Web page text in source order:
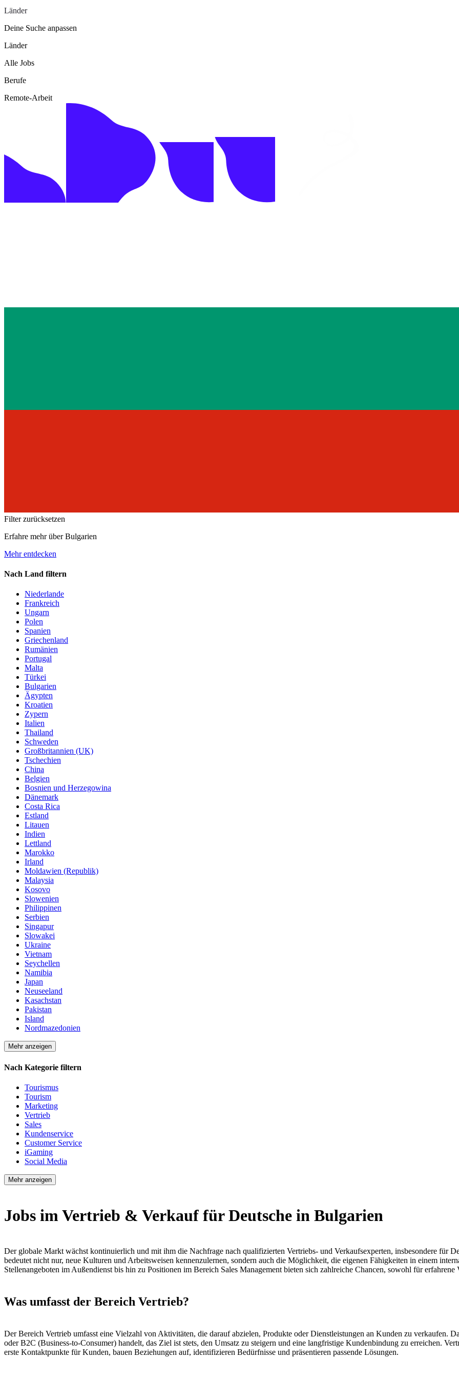
Länder
Deine Suche anpassen
Länder
Alle Jobs
Berufe
Remote-Arbeit
Filter zurücksetzen
Erfahre mehr über Bulgarien
Mehr entdecken
Nach Land filtern
Niederlande
Frankreich
Ungarn
Polen
Spanien
Griechenland
Rumänien
Portugal
Malta
Türkei
Bulgarien
Ägypten
Kroatien
Zypern
Italien
Thailand
Schweden
Großbritannien (UK)
Tschechien
China
Belgien
Bosnien und Herzegowina
Dänemark
Costa Rica
Estland
Litauen
Indien
Lettland
Marokko
Irland
Moldawien (Republik)
Malaysia
Kosovo
Slowenien
Philippinen
Serbien
Singapur
Slowakei
Ukraine
Vietnam
Seychellen
Namibia
Japan
Neuseeland
Kasachstan
Pakistan
Island
Nordmazedonien
Mehr anzeigen
Nach Kategorie filtern
Tourismus
Tourism
Marketing
Vertrieb
Sales
Kundenservice
Customer Service
iGaming
Social Media
Mehr anzeigen
Jobs im Vertrieb & Verkauf für Deutsche in Bulgarien
Der globale Markt wächst kontinuierlich und mit ihm die Nachfrage nach qualifizierten Vertriebs- und Verkaufsexperten, insbesondere für
bedeutet nicht nur, neue Kulturen und Arbeitsweisen kennenzulernen, sondern auch die Möglichkeit, die eigenen Fähigkeiten in einem
Stellenangeboten im Außendienst bis hin zu Positionen im Bereich Sales Management bieten sich zahlreiche Chancen, sowohl für
Was umfasst der Bereich Vertrieb?
Der Bereich Vertrieb umfasst eine Vielzahl von Aktivitäten, die darauf abzielen, Produkte oder Dienstleistungen an Kunden zu verkaufen.
oder B2C (Business-to-Consumer) handelt, das Ziel ist stets, den Umsatz zu steigern und eine langfristige Kundenbindung zu erreichen.
erste Kontaktpunkte für Kunden, bauen Beziehungen auf, identifizieren Bedürfnisse und präsentieren passende Lösungen.